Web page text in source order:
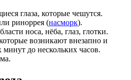
глаза, которые чешутся.
риноррея (насморк).
носа, нёба, глаз, глотки.
возникают внезапно и
минут до нескольких часов.